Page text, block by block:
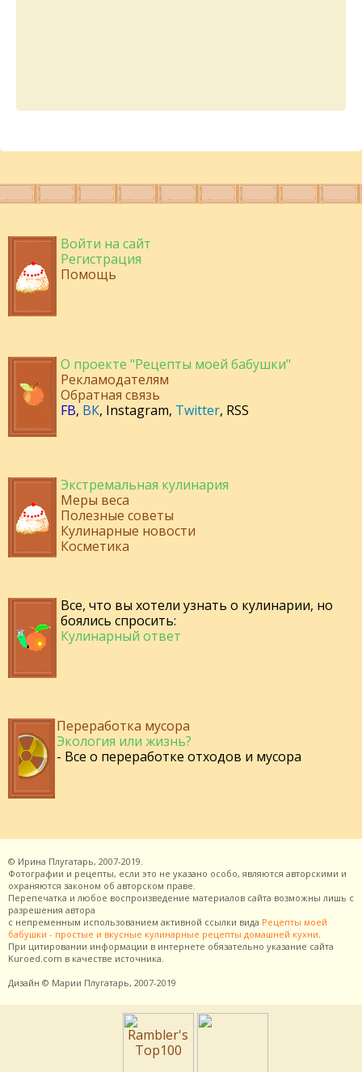
Войти на сайт
Регистрация
Помощь
О проекте "Рецепты моей бабушки"
Рекламодателям
Обратная связь
FB, ВК, Instagram, Twitter, RSS
Экстремальная кулинария
Меры веса
Полезные советы
Кулинарные новости
Косметика
Все, что вы хотели узнать о кулинарии, но
боялись спросить:
Кулинарный ответ
Переработка мусора
Экология или жизнь?
- Все о переработке отходов и мусора
© Ирина Плугатарь, 2007-2019.
Фотографии и рецепты, если это не указано особо, являются авторскими и
охраняются законом об авторском праве.
Перепечатка и любое воспроизведение материалов сайта возможны лишь с
разрешения автора
с непременным использованием активной ссылки вида Рецепты моей
бабушки - простые и вкусные кулинарные рецепты домашней кухни.
При цитировании информации в интернете обязательно указание сайта
Kuroed.com в качестве источника.
Дизайн © Марии Плугатарь, 2007-2019